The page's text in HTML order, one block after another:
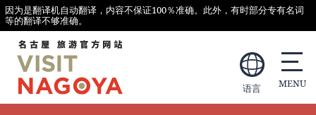
因为是翻译机自动翻译，内容不保证100％准确。此外，有时部分专有名词
等的翻译不够准确。
语言